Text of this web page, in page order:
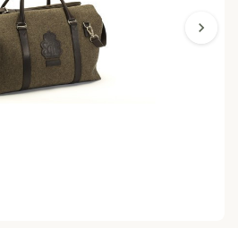
chevron_right